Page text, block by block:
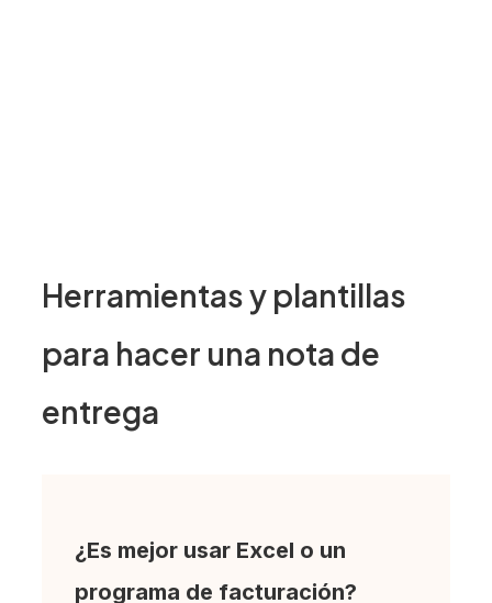
Herramientas y plantillas
para hacer una nota de
entrega
¿Es mejor usar Excel o un
programa de facturación?